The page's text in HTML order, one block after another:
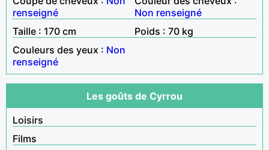
renseigné
Non renseigné
Taille : 170 cm
Poids : 70 kg
Couleurs des yeux : Non
renseigné
Les goûts de Cyrrou
Loisirs
Films